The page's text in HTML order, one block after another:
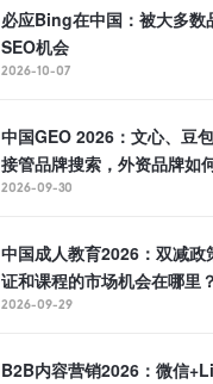
必应Bing在中国：被大多数
SEO机会
2026-10-07
中国GEO 2026：文心、豆
接管品牌搜索，外资品牌如
2026-09-30
中国成人教育2026：双减政
证和课程的市场机会在哪里？
2026-09-29
B2B内容营销2026：微信